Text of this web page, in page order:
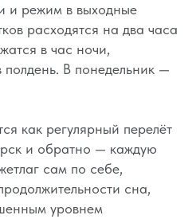
и режим в выходные
расходятся на два часа
в час ночи,
полдень. В понедельник —
как регулярный перелёт
и обратно — каждую
сам по себе,
сна,
уровнем